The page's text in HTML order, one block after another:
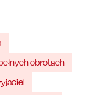
obrotach